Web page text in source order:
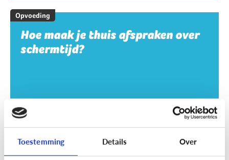
Toestemming Details Over
Opvoeding
Hoe maak je thuis afspraken over
schermtijd?